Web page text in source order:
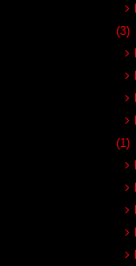
(3)
(1)